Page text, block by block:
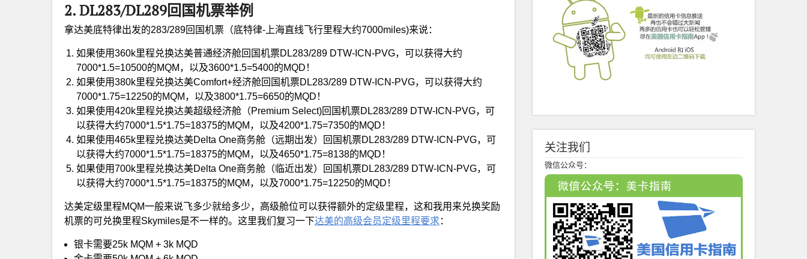
2. DL283/DL289回国机票举例
拿达美底特律出发的283/289回国机票（底特律-上海直线飞行里程大约7000miles)来说：
如果使用360k里程兑换达美普通经济舱回国机票DL283/289 DTW-ICN-PVG，可以获得大约
7000*1.5=10500的MQM，以及3600*1.5=5400的MQD！
如果使用380k里程兑换达美Comfort+经济舱回国机票DL283/289 DTW-ICN-PVG，可以获得大约
7000*1.75=12250的MQM，以及3800*1.75=6650的MQD！
如果使用420k里程兑换达美超级经济舱（Premium Select)回国机票DL283/289 DTW-ICN-PVG，可
以获得大约7000*1.5*1.75=18375的MQM，以及4200*1.75=7350的MQD！
如果使用465k里程兑换达美Delta One商务舱（远期出发）回国机票DL283/289 DTW-ICN-PVG，可
以获得大约7000*1.5*1.75=18375的MQM，以及4650*1.75=8138的MQD！
如果使用700k里程兑换达美Delta One商务舱（临近出发）回国机票DL283/289 DTW-ICN-PVG，可
以获得大约7000*1.5*1.75=18375的MQM，以及7000*1.75=12250的MQD！
达美定级里程MQM一般来说飞多少就给多少，高级舱位可以获得额外的定级里程，这和我用来兑换奖励
机票的可兑换里程Skymiles是不一样的。这里我们复习一下达美的高级会员定级里程要求 ：
银卡需要25k MQM + 3k MQD
关注我们
微信公众号：